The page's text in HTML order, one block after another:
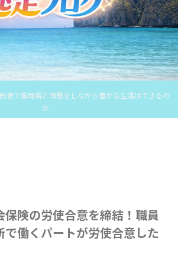
舎で義両親と同居をしながら豊かな生活はできるの
か
保険の労使合意を締結！職員
で働くパートが労使合意した